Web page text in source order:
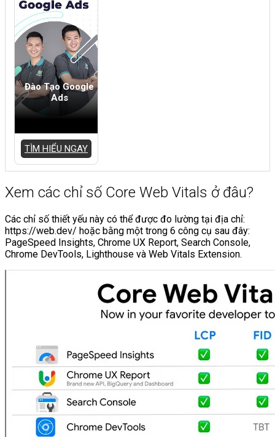
Đào Tạo Google
Ads
TÌM HIỂU NGAY
Xem các chỉ số Core Web Vitals ở đâu?
Các chỉ số thiết yếu này có thể được đo lường tại địa chỉ:
https://web.dev/ hoặc bằng một trong 6 công cụ sau đây:
PageSpeed Insights, Chrome UX Report, Search Console,
Chrome DevTools, Lighthouse và Web Vitals Extension.